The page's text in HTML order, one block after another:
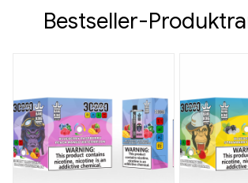
Bestseller-